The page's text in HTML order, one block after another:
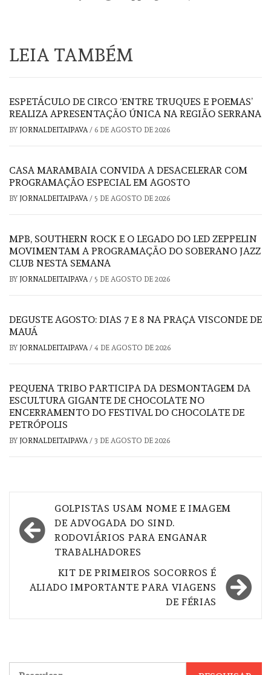
LEIA TAMBÉM
ESPETÁCULO DE CIRCO ‘ENTRE TRUQUES E POEMAS’
REALIZA APRESENTAÇÃO ÚNICA NA REGIÃO SERRANA
BY JORNALDEITAIPAVA/ 6 DE AGOSTO DE 2026
CASA MARAMBAIA CONVIDA A DESACELERAR COM
PROGRAMAÇÃO ESPECIAL EM AGOSTO
BY JORNALDEITAIPAVA/ 5 DE AGOSTO DE 2026
MPB, SOUTHERN ROCK E O LEGADO DO LED ZEPPELIN
MOVIMENTAM A PROGRAMAÇÃO DO SOBERANO JAZZ
CLUB NESTA SEMANA
BY JORNALDEITAIPAVA/ 5 DE AGOSTO DE 2026
DEGUSTE AGOSTO: DIAS 7 E 8 NA PRAÇA VISCONDE DE
MAUÁ
BY JORNALDEITAIPAVA/ 4 DE AGOSTO DE 2026
PEQUENA TRIBO PARTICIPA DA DESMONTAGEM DA
ESCULTURA GIGANTE DE CHOCOLATE NO
ENCERRAMENTO DO FESTIVAL DO CHOCOLATE DE
PETRÓPOLIS
BY JORNALDEITAIPAVA/ 3 DE AGOSTO DE 2026
Navegação
de
Post
GOLPISTAS USAM NOME E IMAGEM
DE ADVOGADA DO SIND.
RODOVIÁRIOS PARA ENGANAR
TRABALHADORES
KIT DE PRIMEIROS SOCORROS É
ALIADO IMPORTANTE PARA VIAGENS
DE FÉRIAS